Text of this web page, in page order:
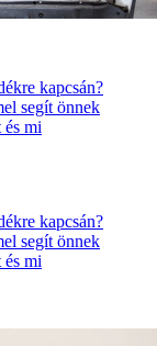
kapcsán?
segít önnek
mi
kapcsán?
segít önnek
mi